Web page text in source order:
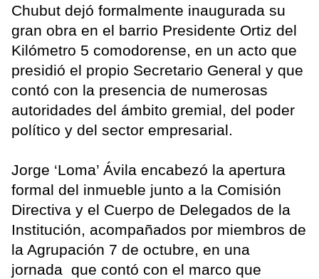
Chubut dejó formalmente inaugurada su
gran obra en el barrio Presidente Ortiz del
Kilómetro 5 comodorense, en un acto que
presidió el propio Secretario General y que
contó con la presencia de numerosas
autoridades del ámbito gremial, del poder
político y del sector empresarial.
Jorge ‘Loma’ Ávila encabezó la apertura
formal del inmueble junto a la Comisión
Directiva y el Cuerpo de Delegados de la
Institución, acompañados por miembros de
la Agrupación 7 de octubre, en una
jornada que contó con el marco que